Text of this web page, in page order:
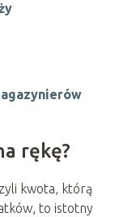
rękę?
kwota, którą
to istotny